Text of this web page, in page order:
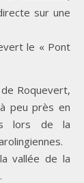
sur une
le « Pont
Roquevert,
peu près en
lors de la
vallée de la